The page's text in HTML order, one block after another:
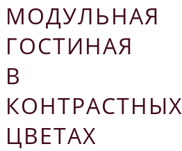
МОДУЛЬНАЯ
ГОСТИНАЯ
В
КОНТРАСТНЫХ
ЦВЕТАХ